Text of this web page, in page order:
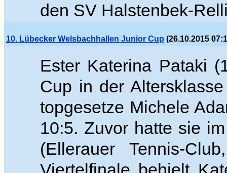
den SV Halstenbek-
10. Lübecker Welsbachhallen Junior Cup (26.10.2015
Ester Katerina Pataki
Cup in der
topgesetze Michele
10:5. Zuvor hatte sie
(Ellerauer Tennis-